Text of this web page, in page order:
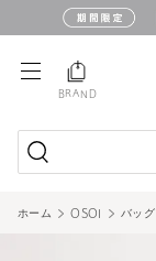
BRAND
ホーム OSOI バッグ